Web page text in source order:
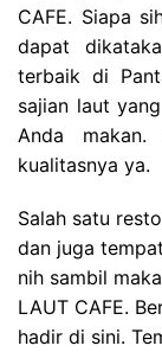
CAFE. Siapa
dapat
terbaik di
sajian laut
Anda
kualitasnya ya.
Salah satu
dan juga
nih sambil
LAUT CAFE.
hadir di sini.